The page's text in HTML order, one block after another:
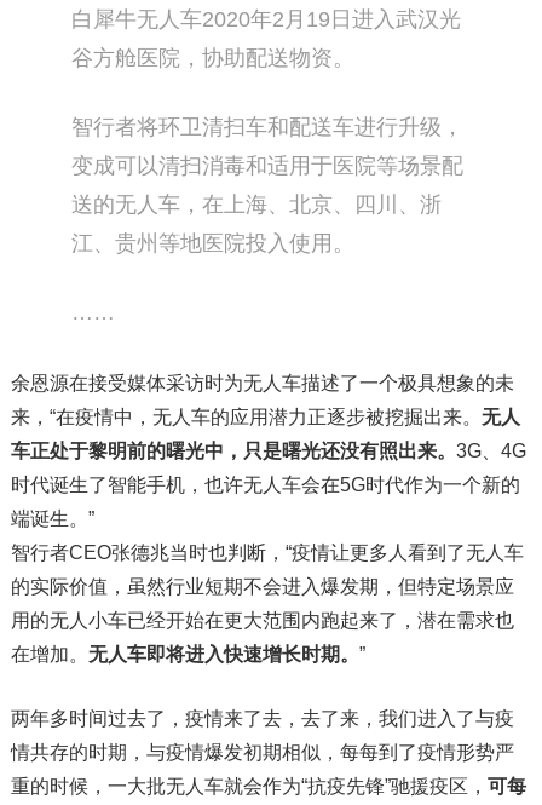
白犀牛无人车2020年2月19日进入武汉光
谷方舱医院，协助配送物资。
智行者将环卫清扫车和配送车进行升级，
变成可以清扫消毒和适用于医院等场景配
送的无人车，在上海、北京、四川、浙
江、贵州等地医院投入使用。
……
余恩源在接受媒体采访时为无人车描述了一个极具想象的未
来，“在疫情中，无人车的应用潜力正逐步被挖掘出来。 无人
车正处于黎明前的曙光中，只是曙光还没有照出来。 3G、4G
时代诞生了智能手机，也许无人车会在5G时代作为一个新的
端诞生。”
智行者CEO张德兆当时也判断，“疫情让更多人看到了无人车
的实际价值，虽然行业短期不会进入爆发期，但特定场景应
用的无人小车已经开始在更大范围内跑起来了，潜在需求也
在增加。 无人车即将进入快速增长时期。 ”
两年多时间过去了，疫情来了去，去了来，我们进入了与疫
情共存的时期，与疫情爆发初期相似，每每到了疫情形势严
重的时候，一大批无人车就会作为“抗疫先锋”驰援疫区， 可每